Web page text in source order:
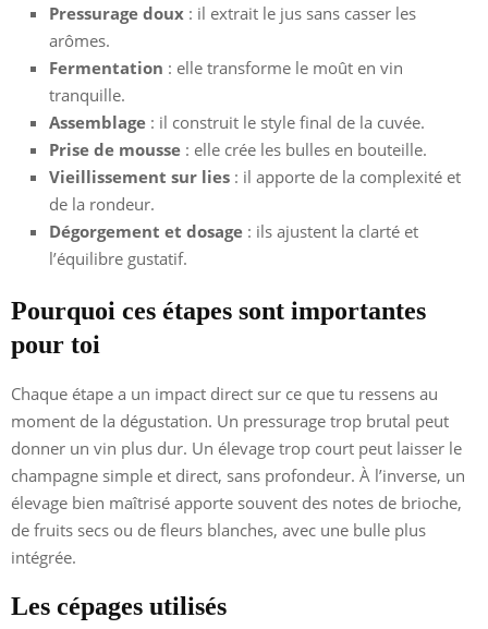
Pressurage doux : il extrait le jus sans casser les
arômes.
Fermentation : elle transforme le moût en vin
tranquille.
Assemblage : il construit le style final de la cuvée.
Prise de mousse : elle crée les bulles en bouteille.
Vieillissement sur lies : il apporte de la complexité et
de la rondeur.
Dégorgement et dosage : ils ajustent la clarté et
l’équilibre gustatif.
Pourquoi ces étapes sont importantes
pour toi
Chaque étape a un impact direct sur ce que tu ressens au
moment de la dégustation. Un pressurage trop brutal peut
donner un vin plus dur. Un élevage trop court peut laisser le
champagne simple et direct, sans profondeur. À l’inverse, un
élevage bien maîtrisé apporte souvent des notes de brioche,
de fruits secs ou de fleurs blanches, avec une bulle plus
intégrée.
Les cépages utilisés